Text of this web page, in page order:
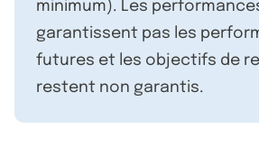
minimum). Les
garantissent pas les
futures et les objectifs de
restent non garantis.